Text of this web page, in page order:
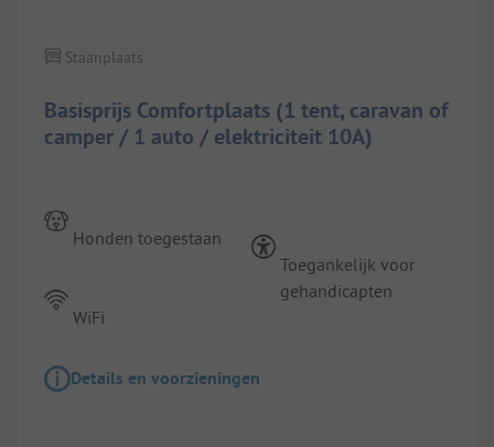
Basisprijs Comfortplaats (1 tent, caravan of
camper / 1 auto / elektriciteit 10A)
Staanplaats
Honden toegestaan
WiFi
Toegankelijk voor
gehandicapten
Details en voorzieningen